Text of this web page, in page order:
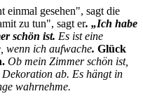
einmal gesehen", sagt die
zu tun", sagt er. „Ich habe
schön ist. Es ist eine
wenn ich aufwache. Glück
Ob mein Zimmer schön ist,
ab. Es hängt in
wahrnehme.